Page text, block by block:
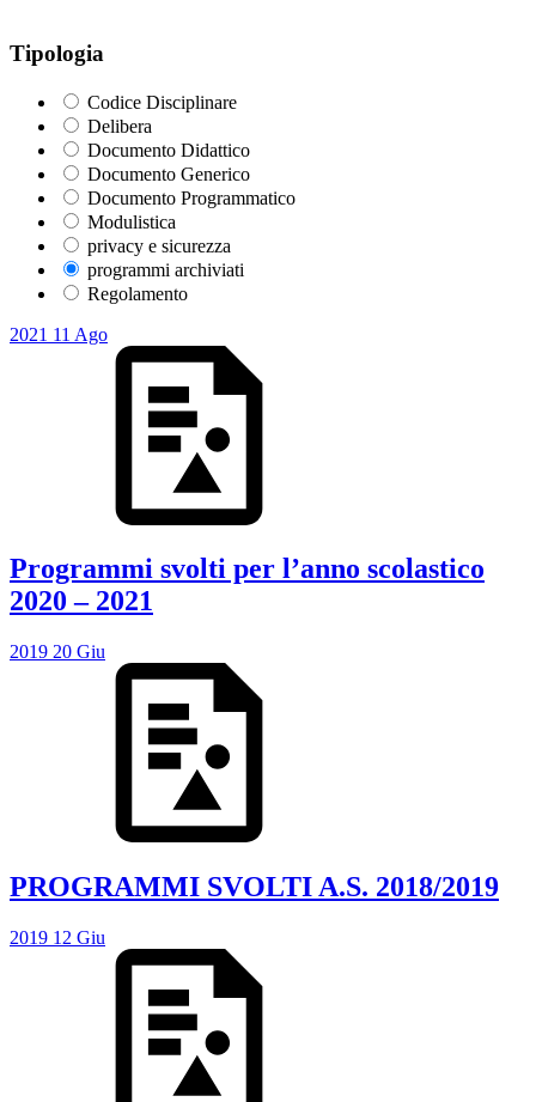
Tipologia
Codice Disciplinare
Delibera
Documento Didattico
Documento Generico
Documento Programmatico
Modulistica
privacy e sicurezza
programmi archiviati
Regolamento
2021 11 Ago
Programmi svolti per l’anno scolastico
2020 – 2021
2019 20 Giu
PROGRAMMI SVOLTI A.S. 2018/2019
2019 12 Giu